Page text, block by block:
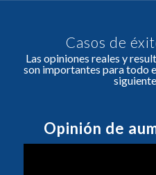
Casos de
Las opiniones reales y
son importantes para todo
Opinión de